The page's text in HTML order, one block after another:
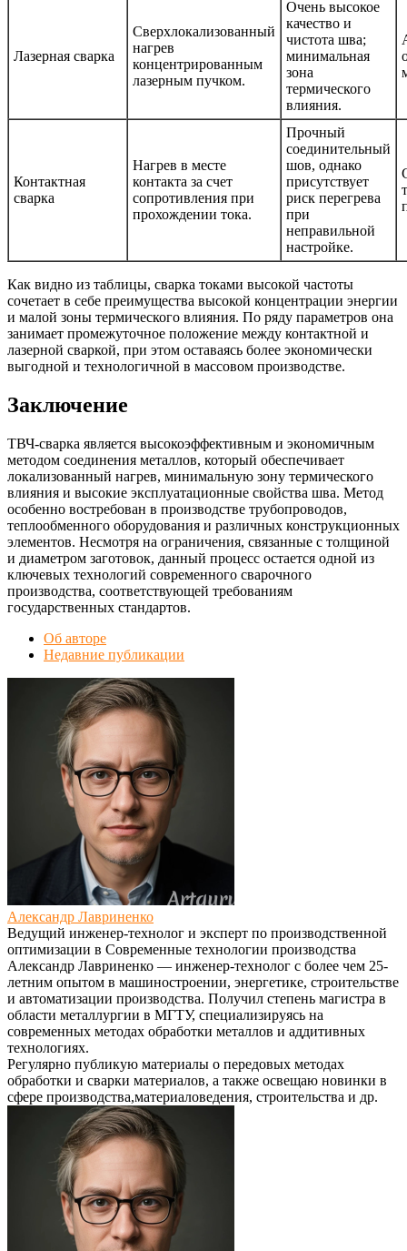
Лазерная сварка
Сверхлокализованный
нагрев
концентрированным
лазерным пучком.
Очень высокое
качество и
чистота шва;
минимальная
зона
термического
влияния.
Контактная
сварка
Нагрев в месте
контакта за счет
сопротивления при
прохождении тока.
Прочный
соединительный
шов, однако
присутствует
риск перегрева
при
неправильной
настройке.
Как видно из таблицы, сварка токами высокой частоты
сочетает в себе преимущества высокой концентрации энергии
и малой зоны термического влияния. По ряду параметров она
занимает промежуточное положение между контактной и
лазерной сваркой, при этом оставаясь более экономически
выгодной и технологичной в массовом производстве.
Заключение
ТВЧ-сварка является высокоэффективным и экономичным
методом соединения металлов, который обеспечивает
локализованный нагрев, минимальную зону термического
влияния и высокие эксплуатационные свойства шва. Метод
особенно востребован в производстве трубопроводов,
теплообменного оборудования и различных конструкционных
элементов. Несмотря на ограничения, связанные с толщиной
и диаметром заготовок, данный процесс остается одной из
ключевых технологий современного сварочного
производства, соответствующей требованиям
государственных стандартов.
Об авторе
Недавние публикации
Александр Лавриненко
Ведущий инженер-технолог и эксперт по производственной
оптимизации в Современные технологии производства
Александр Лавриненко — инженер-технолог с более чем 25-
летним опытом в машиностроении, энергетике, строительстве
и автоматизации производства. Получил степень магистра в
области металлургии в МГТУ, специализируясь на
современных методах обработки металлов и аддитивных
технологиях.
Регулярно публикую материалы о передовых методах
обработки и сварки материалов, а также освещаю новинки в
сфере производства,материаловедения, строительства и др.